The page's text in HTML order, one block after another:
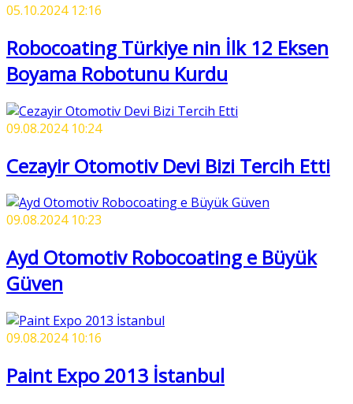
05.10.2024 12:16
Robocoating Türkiye nin İlk 12 Eksen
Boyama Robotunu Kurdu
09.08.2024 10:24
Cezayir Otomotiv Devi Bizi Tercih Etti
09.08.2024 10:23
Ayd Otomotiv Robocoating e Büyük
Güven
09.08.2024 10:16
Paint Expo 2013 İstanbul